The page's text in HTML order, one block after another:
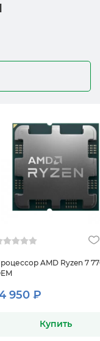
AMD Ryzen 7
950 ₽
Купить